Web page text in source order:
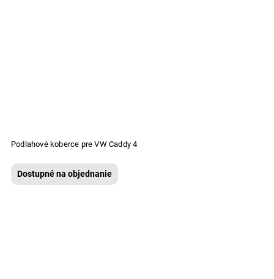
Podlahové koberce pre VW Caddy 4
Dostupné na objednanie